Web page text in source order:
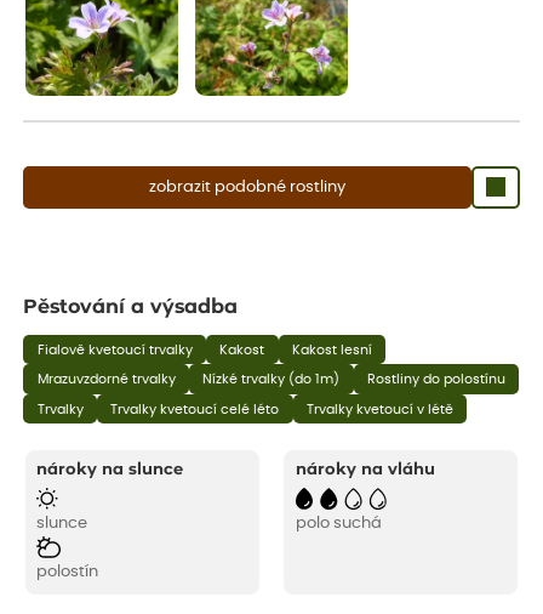
zobrazit podobné rostliny
Pěstování a výsadba
Fialově kvetoucí trvalky Kakost Kakost lesní
Mrazuvzdorné trvalky Nízké trvalky (do 1m) Rostliny do polostínu
Trvalky Trvalky kvetoucí celé léto Trvalky kvetoucí v létě
nároky na slunce
slunce
polostín
nároky na vláhu
polo suchá